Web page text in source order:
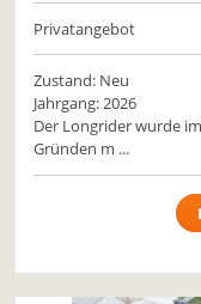
Privatangebot
Zustand: Neu
Jahrgang: 2026
Der Longrider wurde
Gründen m ...